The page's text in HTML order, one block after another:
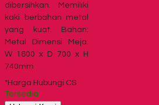
dibersihkan. Memiliki
kaki berbahan metal
yang kuat. Bahan:
Metal Dimensi Meja:
W 1600 x D 700 x H
740mm
*Harga Hubungi CS
Tersedia